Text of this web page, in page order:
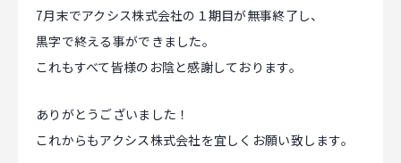
お知らせ
記事掲載
7月末でアクシス株式会社の１期目が無事終了し、
黒字で終える事ができました。
これもすべて皆様のお陰と感謝しております。
ありがとうございました！
これからもアクシス株式会社を宜しくお願い致します。